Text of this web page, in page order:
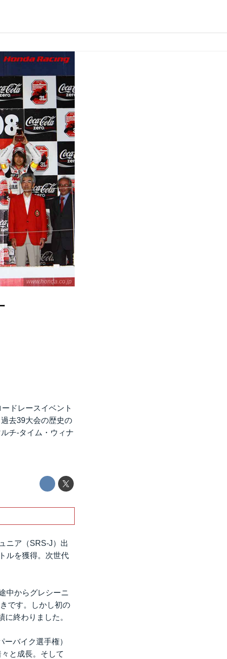
www.honda.co.jp
ドレースイベント
去39大会の歴史の
チ-タイム・ウィナ
ニア（SRS-J）出
ルを獲得。次世代
中からグレシーニ
です。しかし初の
終わりました。
バイク選手権）
と成長。そして